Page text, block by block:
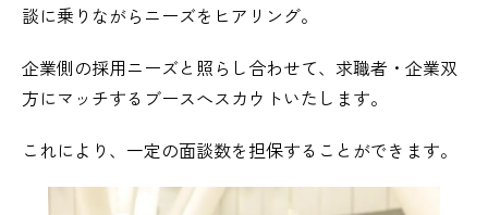
談に乗りながらニーズをヒアリング。
企業側の採用ニーズと照らし合わせて、求職者・企業双
方にマッチするブースへスカウトいたします。
これにより、一定の面談数を担保することができます。